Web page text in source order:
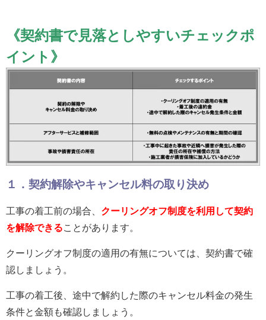
《契約書で見落としやすいチェックポ
イント 》
１．契約解除やキャンセル料の取り決め
工事の着工前の場合、 クーリングオフ制度を利用して契約
を解除できることがあります。
クーリングオフ制度の適用の有無については、契約書で確
認しましょう。
工事の着工後、途中で解約した際のキャンセル料金の発生
条件と金額も確認しましょう。